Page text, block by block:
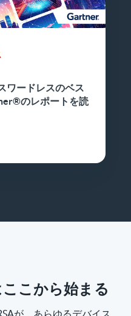
ワードレスのベス
のレポートを読
こから始まる
が、あらゆるデバイス